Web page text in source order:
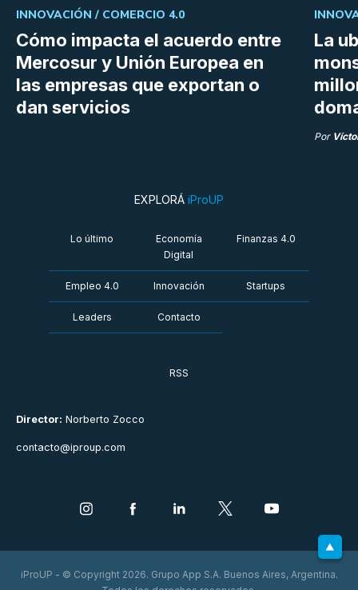
Cómo impacta el acuerdo entre
Mercosur y Unión Europea en
las empresas que exportan o
dan servicios
INNOVACIÓN / COMERCIO 4.0
La
Por
Director: Norberto Zocco
contacto@iproup.com
EXPLORÁ iProUP
Lo último
Economía
Digital
Finanzas 4.0
Empleo 4.0 Innovación Startups
Leaders Contacto
RSS
iProUP - © Copyright 2026. Grupo App S.A. Buenos Aires, Argentina.